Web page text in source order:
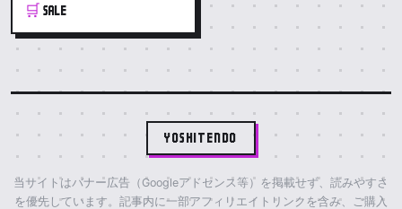
🛒 SALE
YOSHITENDO
当サイトはバナー広告（Googleアドセンス等）を掲載せず、読みやすさ
を優先しています。記事内に一部アフィリエイトリンクを含み、ご購入